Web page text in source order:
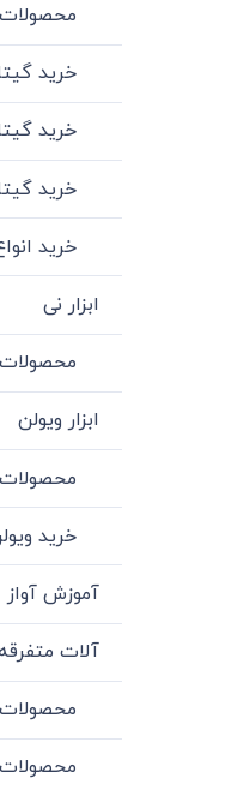
خرید
خرید
خرید
خرید
ابزار نی
ابزار ویولن
خرید
آموزش آواز
آلات
محصولات